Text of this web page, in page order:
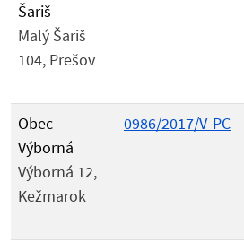
Šariš
Malý Šariš
104, Prešov
Obec
Výborná
Výborná 12,
Kežmarok
0986/2017/V-PC